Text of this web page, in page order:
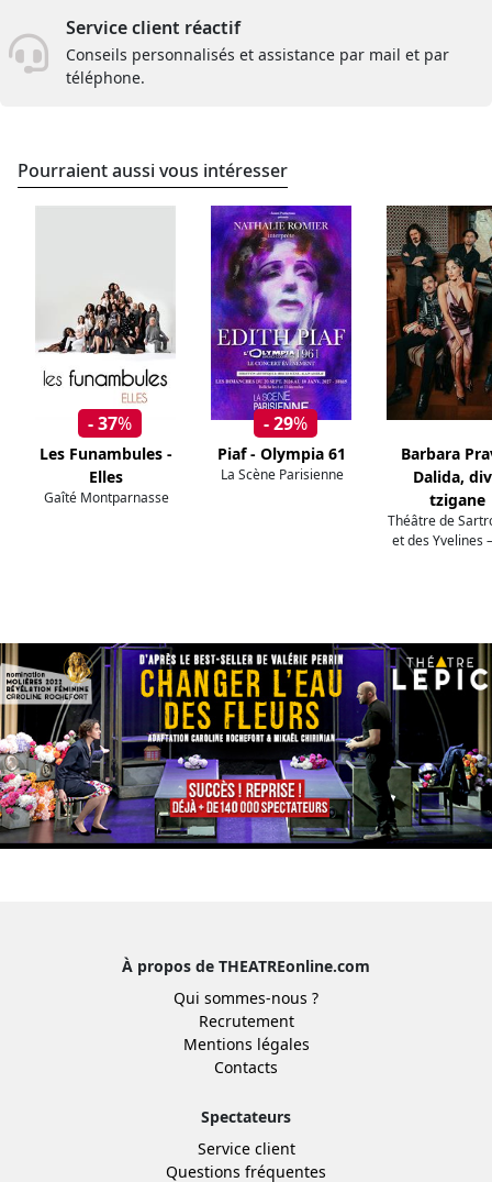
Service client réactif
Conseils personnalisés et assistance par mail et par
téléphone.
Pourraient aussi vous intéresser
- 37%
Les Funambules -
Elles
Gaîté Montparnasse
- 29%
Piaf - Olympia 61
La Scène Parisienne
Barbara
Dalida,
tzigane
Théâtre de
et des Yvelines
À propos de THEATREonline.com
Qui sommes-nous ?
Recrutement
Mentions légales
Contacts
Spectateurs
Service client
Questions fréquentes